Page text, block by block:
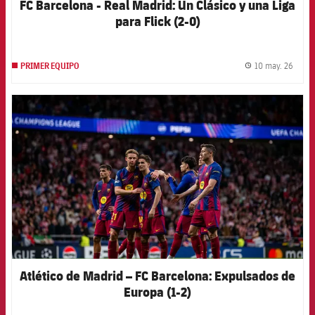
FC Barcelona - Real Madrid: Un Clásico y una Liga
para Flick (2-0)
PRIMER EQUIPO 10 may. 26
FCB Barcelona badge
Atlético de Madrid – FC Barcelona: Expulsados de
Europa (1-2)